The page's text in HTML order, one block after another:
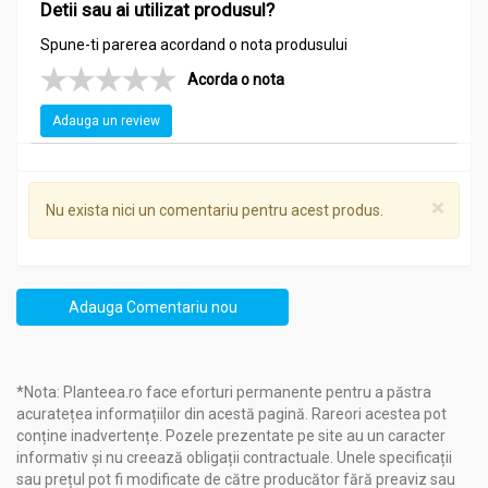
Detii sau ai utilizat produsul?
Spune-ti parerea acordand o nota produsului
Acorda o nota
Adauga un review
×
Nu exista nici un comentariu pentru acest produs.
Adauga Comentariu nou
*Nota: Planteea.ro face eforturi permanente pentru a păstra
acuratețea informațiilor din acestă pagină. Rareori acestea pot
conține inadvertențe. Pozele prezentate pe site au un caracter
informativ și nu creează obligații contractuale. Unele specificații
sau prețul pot fi modificate de către producător fără preaviz sau